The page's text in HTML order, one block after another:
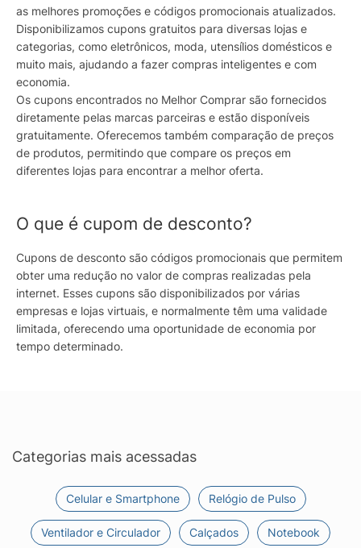
as melhores promoções e códigos promocionais atualizados.
Disponibilizamos cupons gratuitos para diversas lojas e
categorias, como eletrônicos, moda, utensílios domésticos e
muito mais, ajudando a fazer compras inteligentes e com
economia.
Os cupons encontrados no Melhor Comprar são fornecidos
diretamente pelas marcas parceiras e estão disponíveis
gratuitamente. Oferecemos também comparação de preços
de produtos, permitindo que compare os preços em
diferentes lojas para encontrar a melhor oferta.
O que é cupom de desconto?
Cupons de desconto são códigos promocionais que permitem
obter uma redução no valor de compras realizadas pela
internet. Esses cupons são disponibilizados por várias
empresas e lojas virtuais, e normalmente têm uma validade
limitada, oferecendo uma oportunidade de economia por
tempo determinado.
Categorias mais acessadas
Celular e Smartphone Relógio de Pulso
Ventilador e Circulador Calçados Notebook